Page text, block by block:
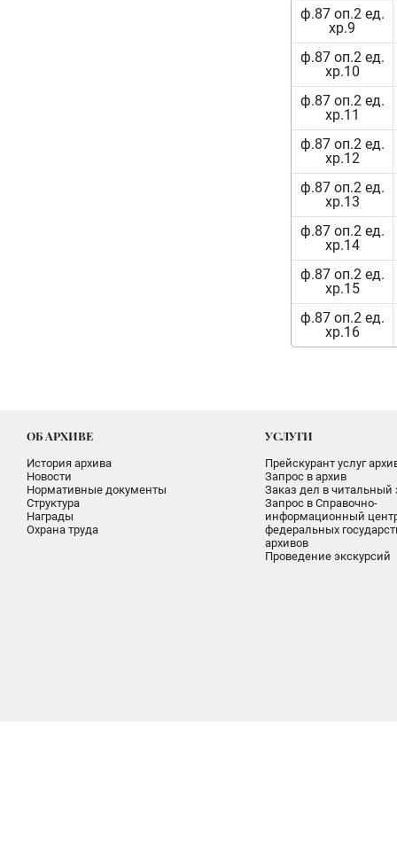
ф.87 оп.2 ед.
хр.9
ф.87 оп.2 ед.
хр.10
ф.87 оп.2 ед.
хр.11
ф.87 оп.2 ед.
хр.12
ф.87 оп.2 ед.
хр.13
ф.87 оп.2 ед.
хр.14
ф.87 оп.2 ед.
хр.15
ф.87 оп.2 ед.
хр.16
ОБ АРХИВЕ
История архива
Новости
Нормативные документы
Структура
Награды
Охрана труда
УСЛУГИ
Прейскурант услуг
Запрос в архив
Заказ дел в читальный
Запрос в Справочно-
информационный
федеральных
архивов
Проведение экскурсий